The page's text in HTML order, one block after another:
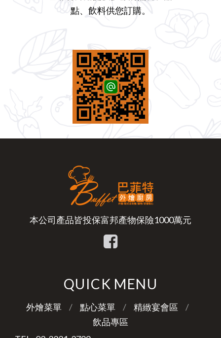
點、飲料供您訂購。
本公司產品皆投保富邦產物保險1000萬元
QUICK MENU
外燴菜單 點心菜單
精緻宴會區
飲品專區